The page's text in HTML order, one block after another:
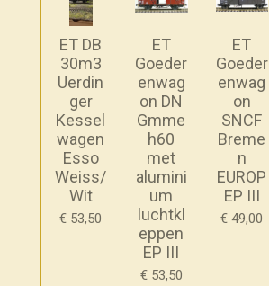
ET DB
30m3
Uerdin
ger
Kessel
wagen
Esso
Weiss/
Wit
€ 53,50
ET
Goeder
enwag
on DN
Gmme
h60
met
alumini
um
luchtkl
eppen
EP III
€ 53,50
ET
Goeder
enwag
on
SNCF
Breme
n
EUROP
EP III
€ 49,00